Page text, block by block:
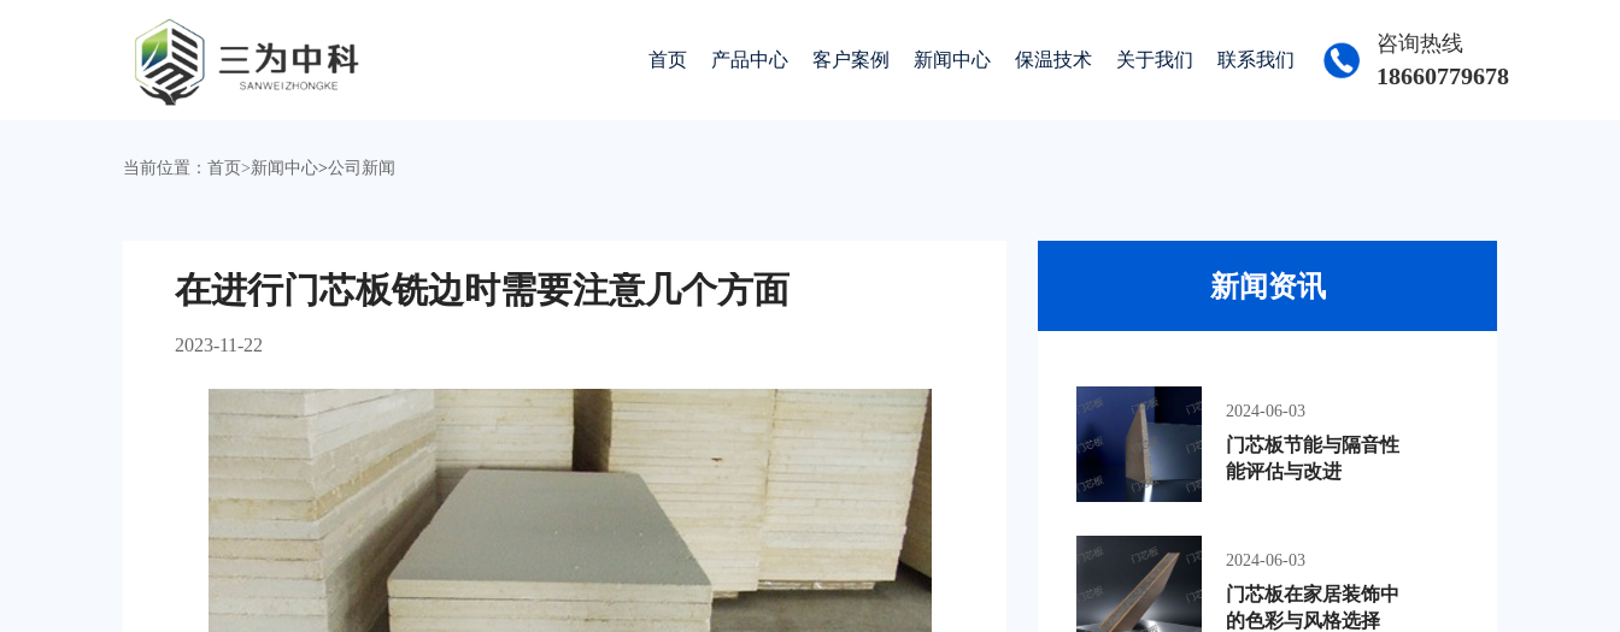
首页 产品中心 客户案例 新闻中心 保温技术 关于我们 联系我们
咨询热线
18660779678
当前位置： 首页 >新闻中心>公司新闻
在进行门芯板铣边时需要注意几个方面
2023-11-22
新闻资讯
2024-06-03
门芯板节能与隔音性
能评估与改进
2024-06-03
门芯板在家居装饰中
的色彩与风格选择